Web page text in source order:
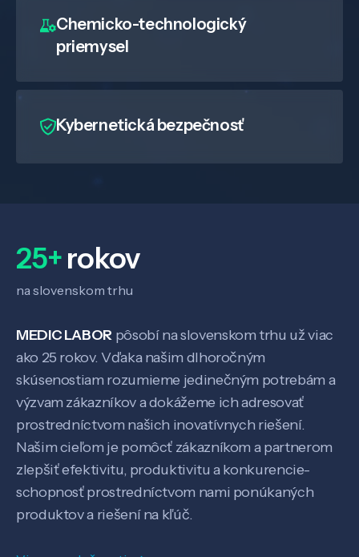
Chemicko-technologický
priemysel
Kybernetická bezpečnosť
25+rokov
na slovenskom trhu
MEDIC LABOR pôsobí na slovenskom trhu už viac
ako 25 rokov. Vďaka našim dlhoročným
skúsenostiam rozumieme jedinečným potrebám a
výzvam zákazníkov a dokážeme ich adresovať
prostredníctvom našich inovatívnych riešení.
Našim cieľom je pomôcť zákazníkom a partnerom
zlepšiť efektivitu, produktivitu a konkurencie-
schopnosť prostredníctvom nami ponúkaných
produktov a riešení na kľúč.